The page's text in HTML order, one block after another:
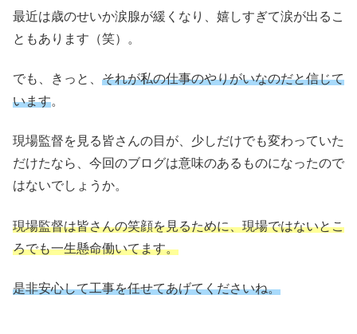
最近は歳のせいか涙腺が緩くなり、嬉しすぎて涙が出るこ
ともあります（笑）。
でも、きっと、 それが私の仕事のやりがいなのだと信じて
います。
現場監督を見る皆さんの目が、少しだけでも変わっていた
だけたなら、今回のブログは意味のあるものになったので
はないでしょうか。
現場監督は皆さんの笑顔を見るために、現場ではないとこ
ろでも一生懸命働いてます。
是非安心して工事を任せてあげてくださいね。